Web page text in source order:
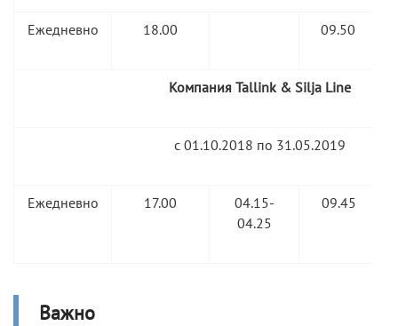
Ежедневно 18.00 09.50
Компания Tallink & Silja Line
с 01.10.2018 по 31.05.2019
Ежедневно 17.00
04.15-
04.25
09.45
Важно